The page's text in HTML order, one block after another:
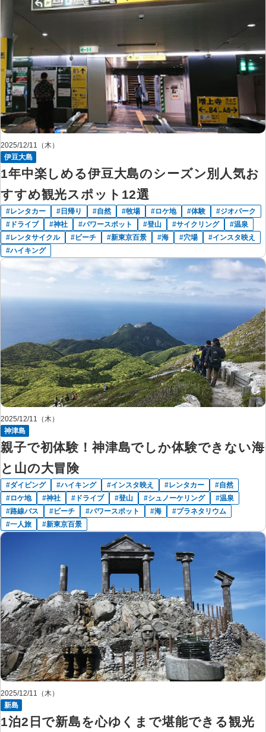
2025/12/11（木）
伊豆大島
1年中楽しめる伊豆大島のシーズン別人気お
すすめ観光スポット12選
レンタカー 日帰り 自然 牧場 ロケ地 体験
ジオパーク
ドライブ
神社 パワースポット 登山 サイクリング
温泉
レンタサイクル
ビーチ 新東京百景 海 穴場
インスタ映え
ハイキング
2025/12/11（木）
神津島
親子で初体験！神津島でしか体験できない海
と山の大冒険
ダイビング ハイキング インスタ映え レンタカー
自然
ロケ地
神社 ドライブ 登山 シュノーケリング
温泉
路線バス
ビーチ パワースポット 海
プラネタリウム
一人旅
新東京百景
2025/12/11（木）
新島
1泊2日で新島を心ゆくまで堪能できる観光